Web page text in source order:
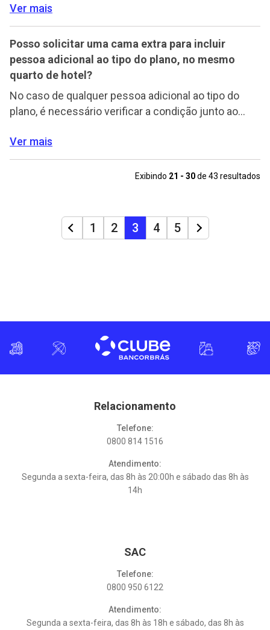
necessidade previamente. O serviço de cama extra,
havendo ou não a gratuidade para crianças, pode
variar conforme a política de cada estabelecimento
ou conforme disponibilidade de quartos para a
família e […]
Ver mais
Posso solicitar uma cama extra para incluir
pessoa adicional ao tipo do plano, no mesmo
quarto de hotel?
No caso de qualquer pessoa adicional ao tipo do
plano, é necessário verificar a condição junto ao
necessidade previamente, até mesmo antes de
realizar a reserva do quarto. O serviço de cama extra
varia conforme a política de cada estabelecimento,
Ver mais
Exibindo 21 - 30de 43 resultados
1 2 3 4 5
Relacionamento
Telefone:
0800 814 1516
Atendimento:
Segunda a sexta-feira, das 8h às 20:00h e sábado das 8h às
14h
SAC
Telefone:
0800 950 6122
Atendimento:
Segunda a sexta-feira, das 8h às 18h e sábado, das 8h às